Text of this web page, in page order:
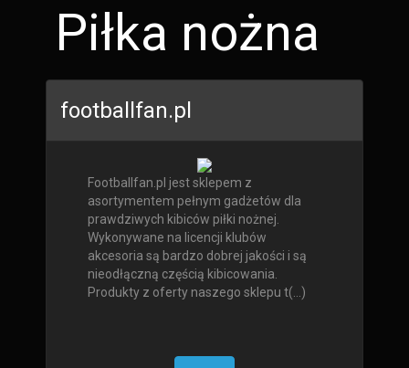
Piłka nożna
footballfan.pl
Footballfan.pl jest sklepem z
asortymentem pełnym gadżetów dla
prawdziwych kibiców piłki nożnej.
Wykonywane na licencji klubów
akcesoria są bardzo dobrej jakości i są
nieodłączną częścią kibicowania.
Produkty z oferty naszego sklepu t(...)